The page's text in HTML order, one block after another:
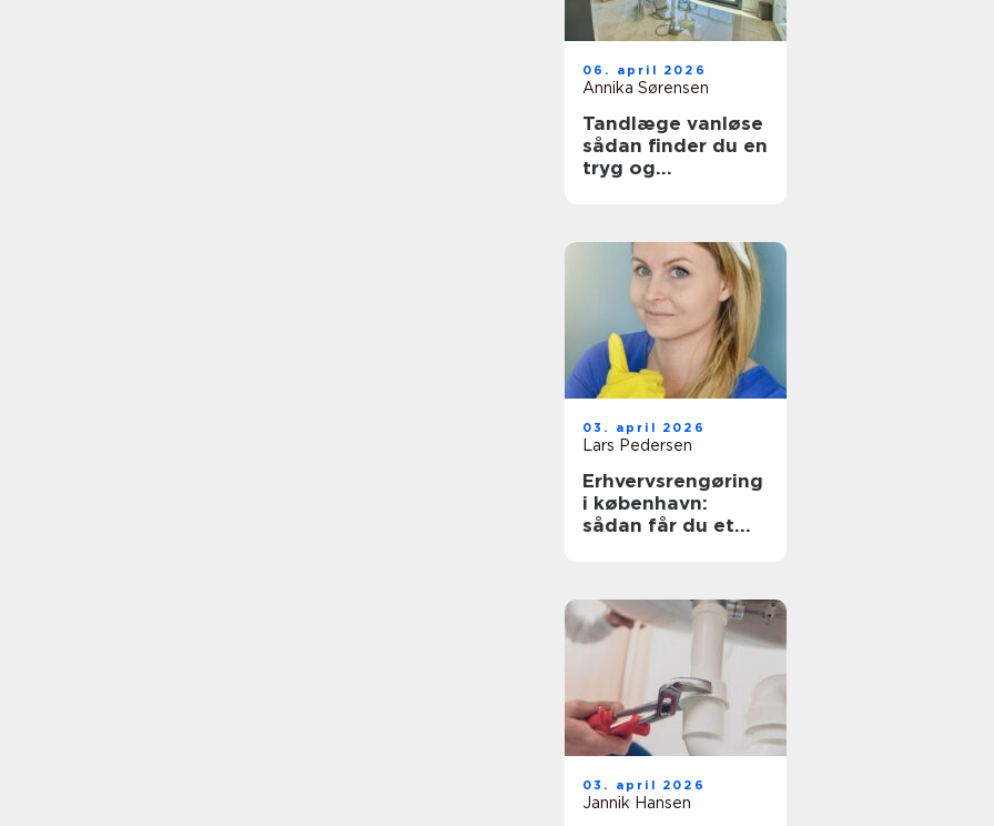
06. april 2026
Annika Sørensen
Tandlæge vanløse
sådan finder du en
tryg og
03. april 2026
Lars Pedersen
Erhvervsrengøring
i københavn:
sådan får du et
03. april 2026
Jannik Hansen